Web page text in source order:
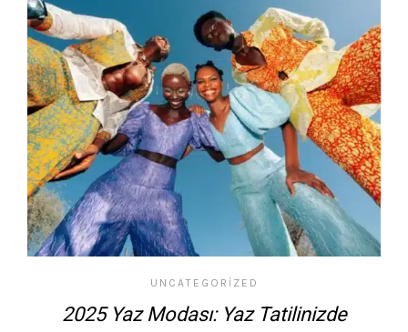
UNCATEGORIZED
2025 Yaz Modası: Yaz Tatilinizde